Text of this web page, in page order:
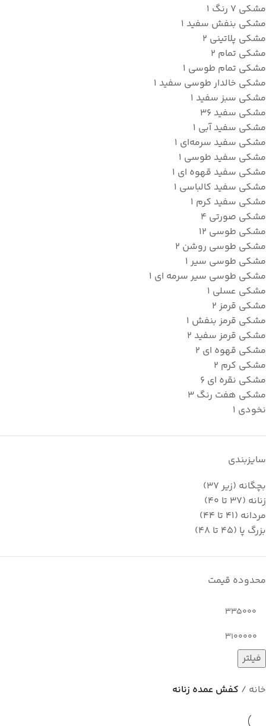
مشکی ۷ رنگ
1
مشکی بنفش سفید 1
مشکی پلاتینی 2
مشکی تمام 2
مشکی تمام طوسی 1
مشکی خالدار طوسی سفید 1
مشکی سبز سفید 1
مشکی سفید 36
مشکی سفید آبی 1
مشکی سفید سرمه‌ای 1
مشکی سفید طوسی 1
مشکی سفید قهوه ای 1
مشکی سفید کالباسی 1
مشکی سفید کرم 1
مشکی صورتی 4
مشکی طوسی 12
مشکی طوسی روشن 2
مشکی طوسی سیر 1
مشکی طوسی سیر سرمه ای 1
مشکی عسلی 1
مشکی قرمز 2
مشکی قرمز بنفش 1
مشکی قرمز سفید 2
مشکی قهوه ای 2
مشکی کرم 2
مشکی نقره ای 6
مشکی هفت رنگ 3
نخودی 1
سایزبندی
بچگانه (زیر 37)
زنانه (37 تا 40)
مردانه (41 تا 44)
بزرگ پا (45 تا 48)
محدوده قیمت
فیلتر
خانه کفش عمده زنانه